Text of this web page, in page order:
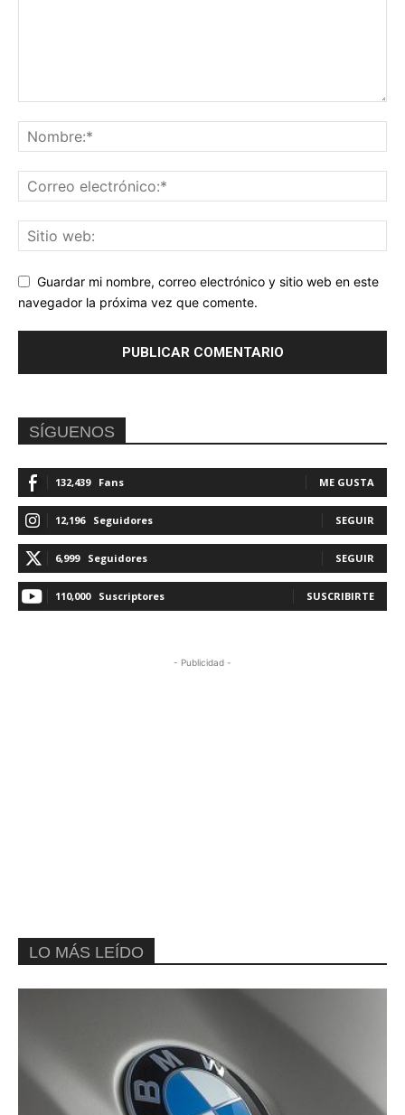
Guardar mi nombre, correo electrónico y sitio web en este
navegador la próxima vez que comente.
SÍGUENOS
132,439 Fans ME GUSTA
12,196 Seguidores SEGUIR
6,999 Seguidores SEGUIR
110,000 Suscriptores SUSCRIBIRTE
- Publicidad -
LO MÁS LEÍDO